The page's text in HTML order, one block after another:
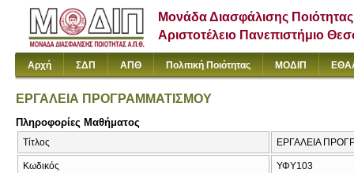
Μονάδα Διασφάλισης Ποιότητας
Αριστοτέλειο Πανεπιστήμιο
Αρχή ΣΔΠ ΑΠΘ Πολιτική Ποιότητας ΜΟΔΙΠ
ΕΡΓΑΛΕΙΑ ΠΡΟΓΡΑΜΜΑΤΙΣΜΟΥ
Πληροφορίες Μαθήματος
Τίτλος ΕΡΓΑΛΕΙΑ
Κωδικός ΥΦΥ103